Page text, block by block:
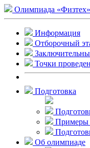
Олимпиада «Физтех»
Информация
Отборочный
Точки
Подготовка
Примеры
Об олимпиаде